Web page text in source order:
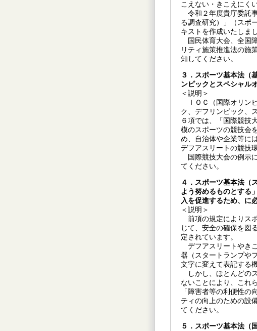
こえない・きこえにく
令和２年度貴庁委託
る調査研究）」（スポ
キストを作成いたしまし
国民体育大会、全国
リティ施策推進法の施
知してください。
３．スポーツ基本法（
ンピックとスペシャル
＜説明＞
ＩＯＣ（国際オリン
ク、デフリンピック、
６項では、「国際競技
模のスポーツの競技会
め、自治体や企業等に
デフアスリートの競技
国際競技大会の例示
てください。
４．スポーツ基本法（
よう努めるものとする
入を促進するため、に
＜説明＞
前項の規定によりス
じて、安全の確保を図
定されています。
デフアスリートやき
器（スタートランプや
文字に変えて表記する
しかし、ほとんどの
ないことにより、これ
「障害者等の利便性の
ティの向上のための設
てください。
５．スポーツ基本法（